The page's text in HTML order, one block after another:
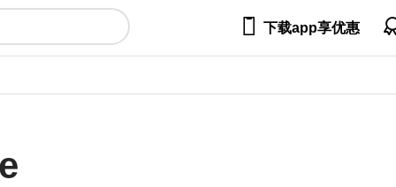
 下载app享优惠